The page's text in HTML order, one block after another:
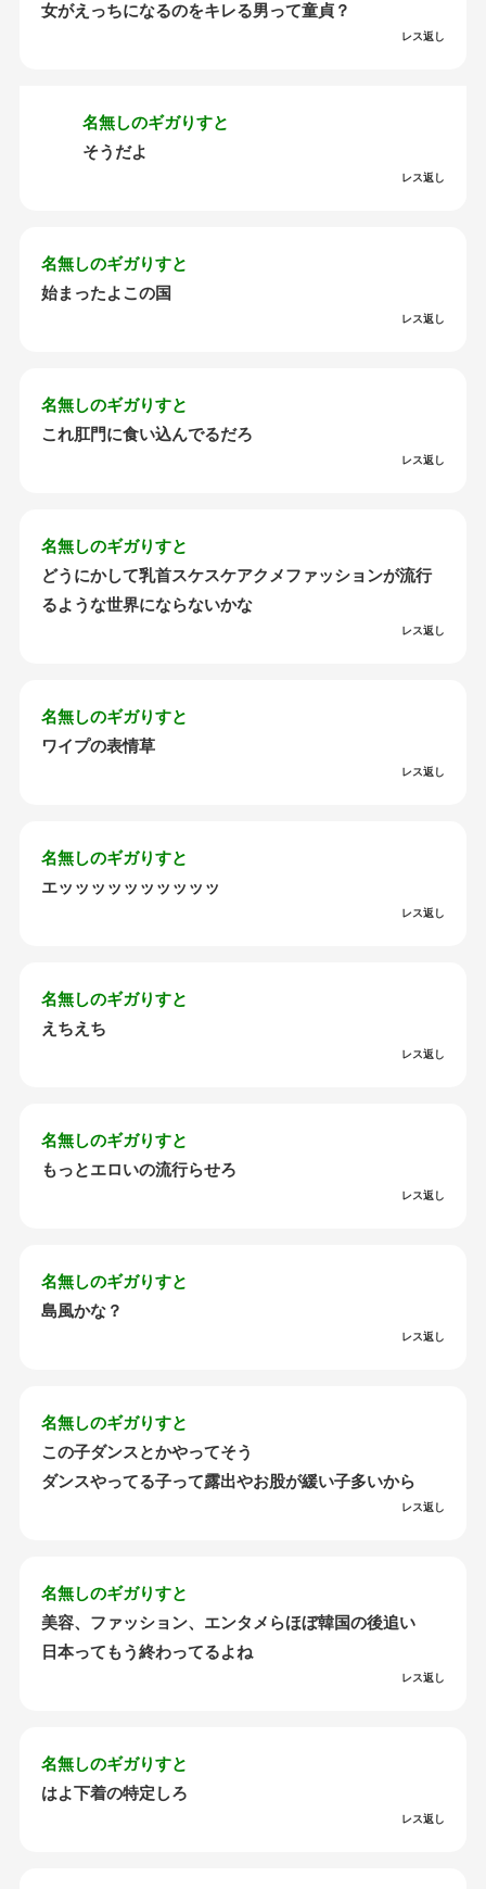
女がえっちになるのをキレる男って童貞？
レス返し
名無しのギガりすと
そうだよ
レス返し
名無しのギガりすと
始まったよこの国
レス返し
名無しのギガりすと
これ肛門に食い込んでるだろ
レス返し
名無しのギガりすと
どうにかして乳首スケスケアクメファッションが流行
るような世界にならないかな
レス返し
名無しのギガりすと
ワイプの表情草
レス返し
名無しのギガりすと
エッッッッッッッッッッ
レス返し
名無しのギガりすと
えちえち
レス返し
名無しのギガりすと
もっとエロいの流行らせろ
レス返し
名無しのギガりすと
島風かな？
レス返し
名無しのギガりすと
この子ダンスとかやってそう
ダンスやってる子って露出やお股が緩い子多いから
レス返し
名無しのギガりすと
美容、ファッション、エンタメらほぼ韓国の後追い
日本ってもう終わってるよね
レス返し
名無しのギガりすと
はよ下着の特定しろ
レス返し